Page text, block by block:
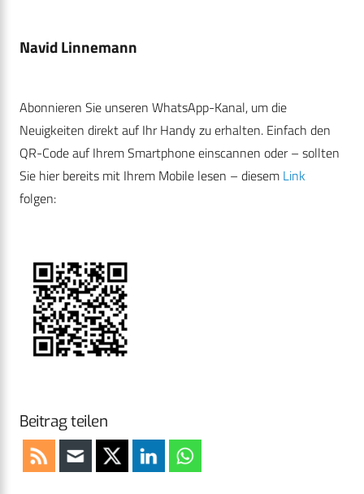
Navid Linnemann
Abonnieren Sie unseren WhatsApp-Kanal, um die
Neuigkeiten direkt auf Ihr Handy zu erhalten. Einfach den
QR-Code auf Ihrem Smartphone einscannen oder – sollten
Sie hier bereits mit Ihrem Mobile lesen – diesem Link
folgen:
Beitrag teilen